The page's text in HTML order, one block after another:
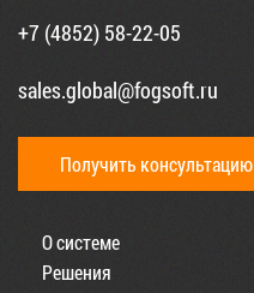
+7 (4852) 58-22-05
sales.global@fogsoft.ru
Получить консультацию
О системе
Решения